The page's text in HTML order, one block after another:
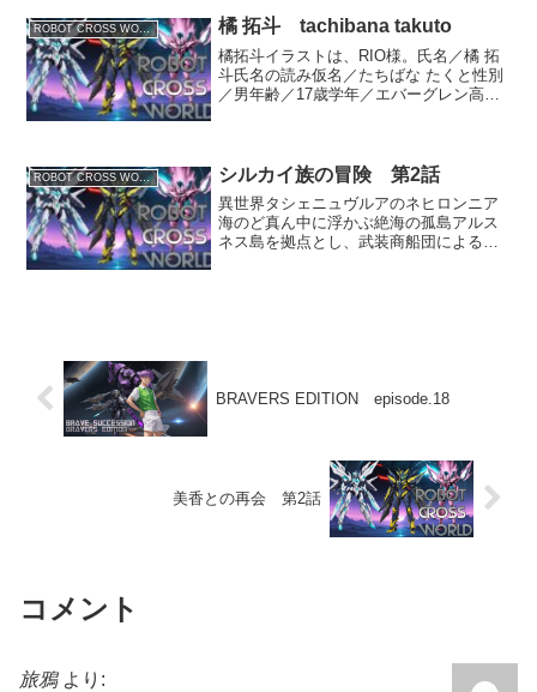
つけてくれた近衛騎士の...
ROBOT CROSS WORLD 橘 拓斗 tachibana takuto
橘拓斗イラストは、RIO様。氏名／橘 拓
斗氏名の読み仮名／たちばな たくと性別
／男年齢／17歳学年／エバーグレン高校
ム「トロピカ...
ROBOT CROSS WORLD シルカイ族の冒険 第2話
異世界タシェニュヴルアのネヒロンニア
海のど真ん中に浮かぶ絶海の孤島アルス
ネス島を拠点とし、武装商船団による海
BRAVERS EDITION episode.18
美香との再会 第2話
コメント
旅鴉 より: